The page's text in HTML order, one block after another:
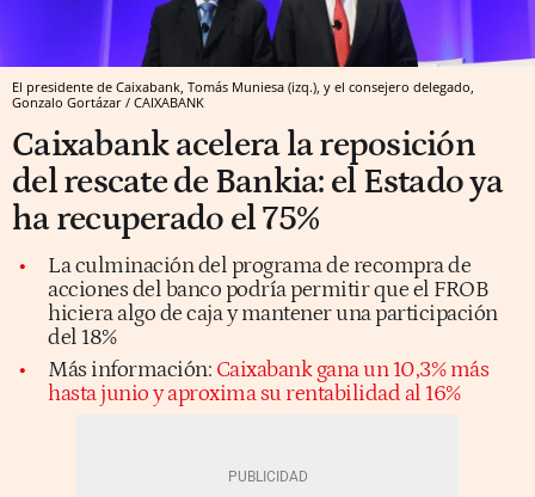
El presidente de Caixabank, Tomás Muniesa (izq.), y el consejero delegado,
Gonzalo Gortázar / CAIXABANK
Caixabank acelera la reposición
del rescate de Bankia: el Estado ya
ha recuperado el 75%
La culminación del programa de recompra de
acciones del banco podría permitir que el FROB
hiciera algo de caja y mantener una participación
del 18%
Más información: Caixabank gana un 10,3% más
hasta junio y aproxima su rentabilidad al 16%